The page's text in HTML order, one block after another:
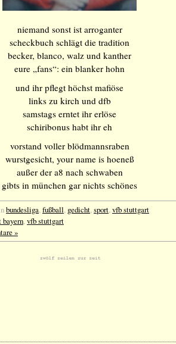
niemand sonst ist arroganter
scheckbuch schlägt die tradition
becker, blanco, walz und kanther
eure „fans“: ein blanker hohn
und ihr pflegt höchst mafiöse
links zu kirch und dfb
samstags erntet ihr erlöse
schiribonus habt ihr eh
vorstand voller blödmannsraben
wurstgesicht, your name is hoeneß
außer der a8 nach schwaben
gibts in münchen gar nichts schönes
bundesliga,fußball, gedicht,sport,vfb stuttgart
,vfb stuttgart
»